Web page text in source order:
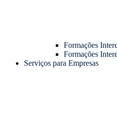
Formações
Formações
Serviços para Empresas